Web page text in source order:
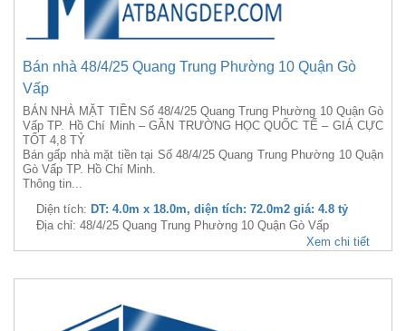
Bán nhà 48/4/25 Quang Trung Phường 10 Quận Gò
Vấp
BÁN NHÀ MẶT TIỀN Số 48/4/25 Quang Trung Phường 10 Quận Gò
Vấp TP. Hồ Chí Minh – GẦN TRƯỜNG HỌC QUỐC TẾ – GIÁ CỰC
TỐT 4,8 TỶ
Bán gấp nhà mặt tiền tại Số 48/4/25 Quang Trung Phường 10 Quận
Gò Vấp TP. Hồ Chí Minh.
Thông tin...
Diện tích: DT: 4.0m x 18.0m, diện tích: 72.0m2 giá: 4.8 tỷ
Địa chỉ: 48/4/25 Quang Trung Phường 10 Quận Gò Vấp
Xem chi tiết